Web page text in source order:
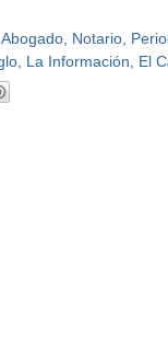
Notario,
La Información, El